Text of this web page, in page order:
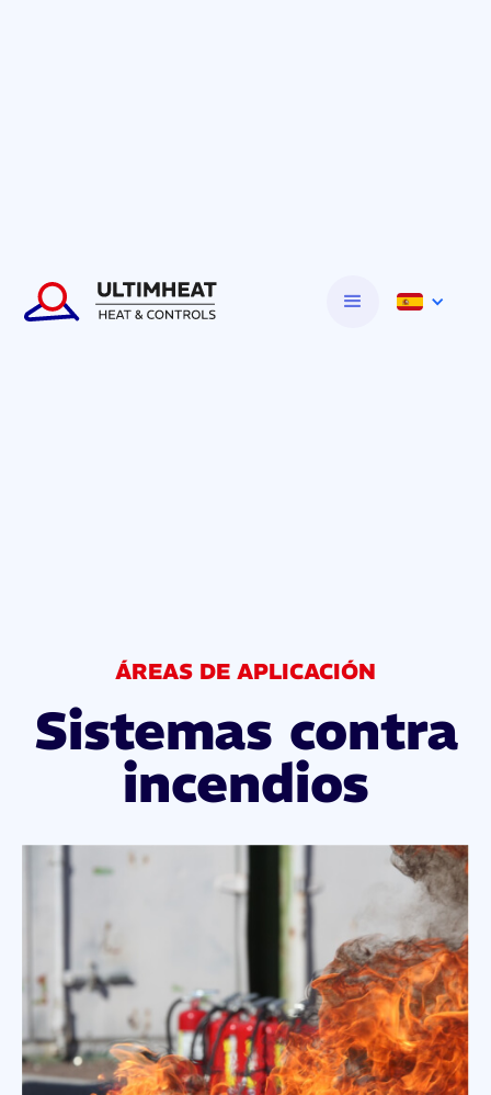
ÁREAS DE APLICACIÓN
Sistemas contra
incendios